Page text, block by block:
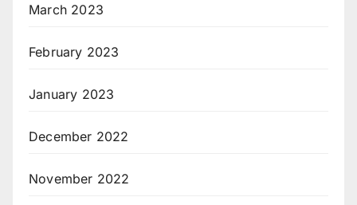
March 2023
February 2023
January 2023
December 2022
November 2022